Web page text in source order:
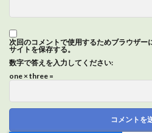
次回のコメントで使用するためブラウザー
サイトを保存する。
数字で答えを入力してください:
one × three =